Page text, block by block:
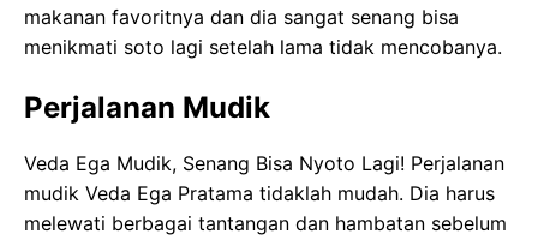
makanan favoritnya dan dia sangat senang bisa
menikmati soto lagi setelah lama tidak mencobanya.
Perjalanan Mudik
Veda Ega Mudik, Senang Bisa Nyoto Lagi! Perjalanan
mudik Veda Ega Pratama tidaklah mudah. Dia harus
melewati berbagai tantangan dan hambatan sebelum